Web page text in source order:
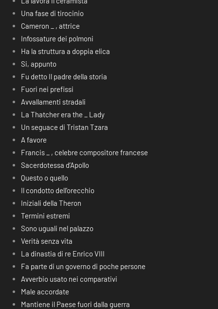
Una fase di tirocinio
Cameron _ , attrice
Infossature dei polmoni
Ha la struttura a doppia elica
Si, appunto
Fu detto Il padre della storia
Fuori nei prefissi
Avvallamenti stradali
La Thatcher era the _ Lady
Un seguace di Tristan Tzara
A favore
Francis _ , celebre compositore francese
Sacerdotessa d’Apollo
Questo o quello
Il condotto dell’orecchio
Iniziali della Theron
Termini estremi
Sono uguali nel palazzo
Verità senza vita
La dinastia di re Enrico VIII
Fa parte di un governo di poche persone
Avverbio usato nei comparativi
Male accordate
Mantiene il Paese fuori dalla guerra